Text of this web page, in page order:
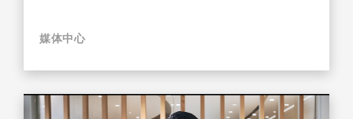
媒体中心